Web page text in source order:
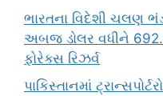
ભારતના વિદેશી ચલણ
અબજ ડોલર વધીને
ફોરેક્સ રિઝર્વ
પાકિસ્તાનમાં